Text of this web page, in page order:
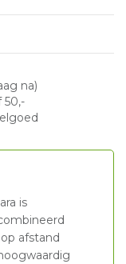
na)
50,-
is
afstand